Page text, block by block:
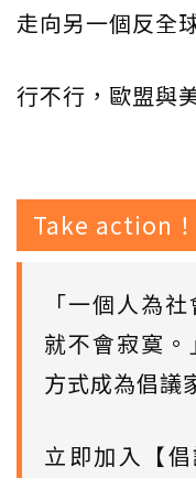
走向另一個反全
行不行，歐盟與
Take action！
「一個人為
就不會寂寞
方式成為倡議
立即加入【